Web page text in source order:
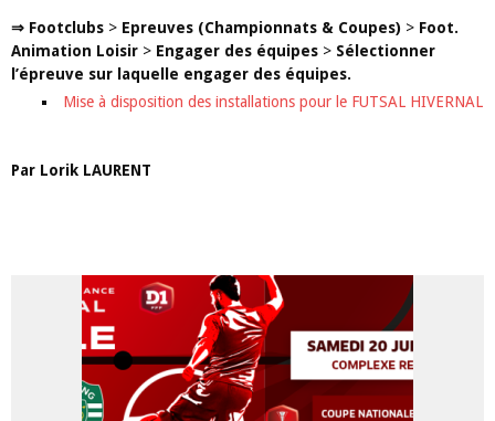
⇒ Footclubs > Epreuves (Championnats & Coupes) > Foot.
Animation Loisir > Engager des équipes > Sélectionner
l’épreuve sur laquelle engager des équipes.
Mise à disposition des installations pour le FUTSAL HIVERNAL
Par Lorik LAURENT